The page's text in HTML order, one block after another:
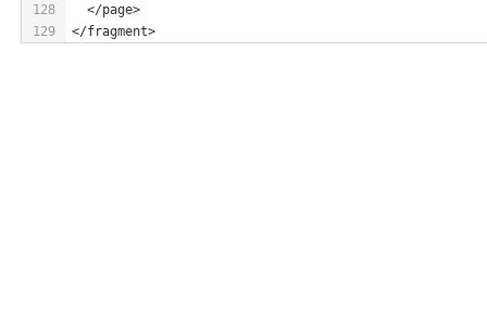
128
129
  </page>
</fragment>